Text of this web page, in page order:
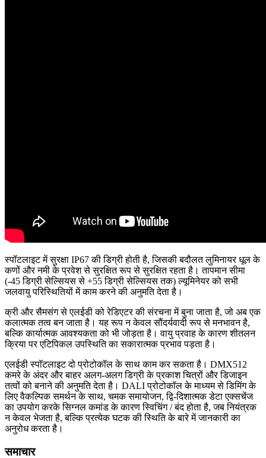
स्पॉटलाइट में सुरक्षा IP67 की डिग्री होती है, जिसकी बदौलत लुमिनायर धूल के
कणों और नमी के प्रवेश से सुरक्षित रूप से सुरक्षित रहता है। तापमान सीमा
(-45 डिग्री सेल्सियस से +55 डिग्री सेल्सियस तक) ल्यूमिनेयर को सभी
जलवायु परिस्थितियों में काम करने की अनुमति देता है।
क्री और सैमसंग से एलईडी को रेडिएटर की संरचना में बुना जाता है, जो अब एक
कलात्मक तत्व बन जाता है। यह रूप न केवल सौंदर्यवादी रूप से मनभावन है,
बल्कि कार्यात्मक आवश्यकता को भी जोड़ता है। वायु प्रवाह के कारण शीतलन
क्रिया पर एटिपिकल उपस्थिति का सकारात्मक प्रभाव पड़ता है।
एलईडी स्पॉटलाइट दो प्रोटोकॉल के साथ काम कर सकता है। DMX512
कमरे के अंदर और बाहर अलग-अलग डिग्री के प्रकाश चित्रों और डिजाइन
तत्वों को बनाने की अनुमति देता है। DALI प्रोटोकॉल के माध्यम से डिमिंग के
लिए वैकल्पिक समर्थन के साथ, चमक समायोजन, द्वि-दिशात्मक डेटा एक्सचेंज
का उपयोग करके सिग्नल कमांड के कारण स्विचिंग / बंद होता है, जब नियंत्रक
न केवल भेजता है, बल्कि प्रत्येक घटक की स्थिति के बारे में जानकारी का
अनुरोध करता है।
समाचार